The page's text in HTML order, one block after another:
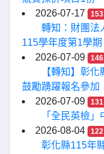
2026-07-17
153
轉知：財團法
115學年度第1學期
2026-07-09
146
【轉知】彰
鼓勵踴躍報名參加
2026-07-09
131
「全民英檢
2026-08-04
122
彰化縣115年